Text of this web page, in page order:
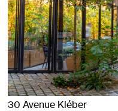
30 Avenue Kléber